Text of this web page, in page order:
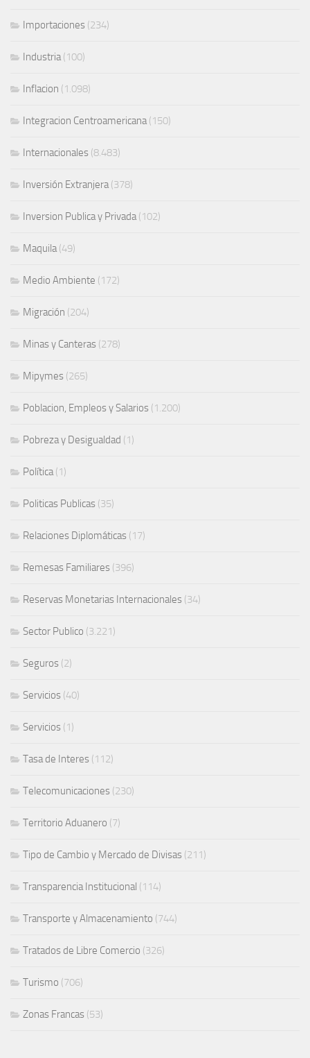
Importaciones (234)
Industria(100)
Inflacion (1.098)
Integracion Centroamericana(150)
Internacionales (8.483)
Inversión Extranjera(378)
Inversion Publica y Privada(102)
Maquila(49)
Medio Ambiente (172)
Migración (204)
Minas y Canteras (278)
Mipymes (265)
Poblacion, Empleos y Salarios (1.200)
Pobreza y Desigualdad (1)
Política(1)
Politicas Publicas (35)
Relaciones Diplomáticas (17)
Remesas Familiares (396)
Reservas Monetarias Internacionales (34)
Sector Publico (3.221)
Seguros (2)
Servicios (40)
Servicios (1)
Tasa de Interes (112)
Telecomunicaciones (230)
Territorio Aduanero (7)
Tipo de Cambio y Mercado de Divisas (211)
Transparencia Institucional (114)
Transporte y Almacenamiento (744)
Tratados de Libre Comercio (326)
Turismo (706)
Zonas Francas (53)